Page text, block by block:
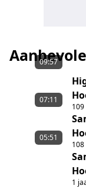
09:57
07:11
1
05:51
1